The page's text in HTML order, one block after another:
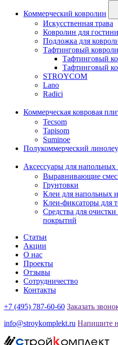
Коммерческий ковролин
Искусственная трава
Ковролин для
Подложка для
Тафтинговый
Тафтинговый
Тафтинговый
STROYCOM
Lano
Radici
Коммерческая ковровая
Tecsom
Tapisom
Suminoe
Полукоммерческий
Аксессуары для
Выравнивающие
Грунтовки
Клеи для напольных
Клеи-фиксаторы для
Средства для
покрытий
Статьи
Акции
О нас
Проекты
Отзывы
Сотрудничество
Контакты
+7 (495) 787-60-60 Заказать
info@stroykomplekt.ru Напишите